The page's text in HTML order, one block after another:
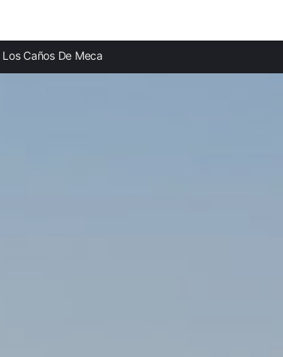
Apartamentos en El Palmar
Apartamentos en Barbate
Los Caños De Meca